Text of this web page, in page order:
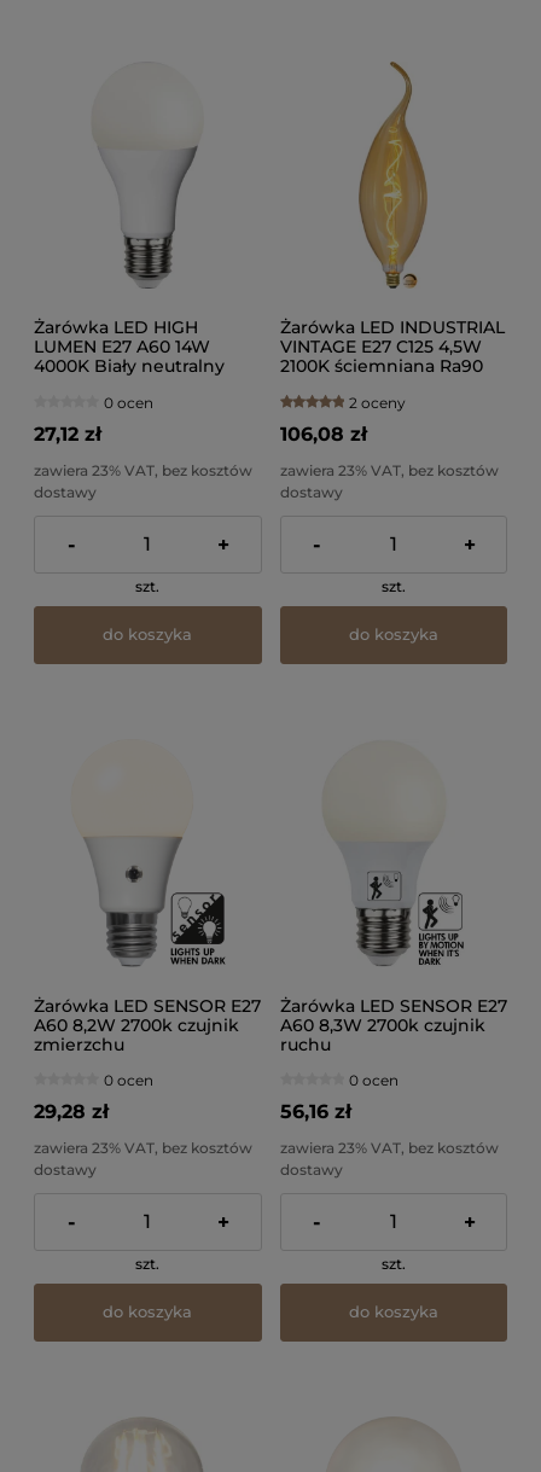
Żarówka LED HIGH
LUMEN E27 A60 14W
4000K Biały neutralny
0 ocen
27,12 zł
zawiera 23% VAT, bez kosztów
dostawy
- +
szt.
do koszyka
Żarówka LED INDUSTRIAL
VINTAGE E27 C125 4,5W
2100K ściemniana Ra90
2 oceny
106,08 zł
zawiera 23% VAT, bez kosztów
dostawy
- +
szt.
do koszyka
Żarówka LED SENSOR E27
A60 8,2W 2700k czujnik
zmierzchu
0 ocen
29,28 zł
zawiera 23% VAT, bez kosztów
dostawy
- +
szt.
do koszyka
Żarówka LED SENSOR E27
A60 8,3W 2700k czujnik
ruchu
0 ocen
56,16 zł
zawiera 23% VAT, bez kosztów
dostawy
- +
szt.
do koszyka